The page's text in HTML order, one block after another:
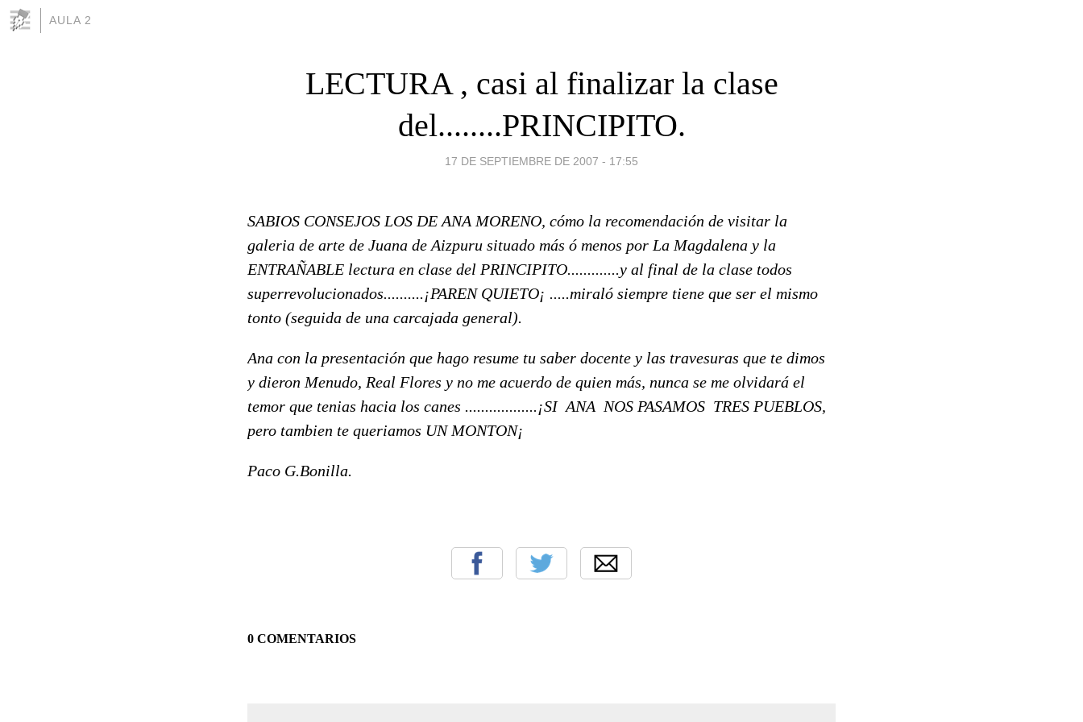
AULA 2
LECTURA , casi al finalizar la clase
del........PRINCIPITO.
17 DE SEPTIEMBRE DE 2007 - 17:55
SABIOS CONSEJOS LOS DE ANA MORENO, cómo la recomendación de visitar la
galeria de arte de Juana de Aizpuru situado más ó menos por La Magdalena y la
ENTRAÑABLE lectura en clase del PRINCIPITO.............y al final de la clase todos
superrevolucionados..........¡PAREN QUIETO¡ .....miraló siempre tiene que ser el mismo
tonto (seguida de una carcajada general).
Ana con la presentación que hago resume tu saber docente y las travesuras que te dimos
y dieron Menudo, Real Flores y no me acuerdo de quien más, nunca se me olvidará el
temor que tenias hacia los canes ..................¡SI ANA NOS PASAMOS TRES PUEBLOS,
pero tambien te queriamos UN MONTON¡
Paco G.Bonilla.
0 COMENTARIOS